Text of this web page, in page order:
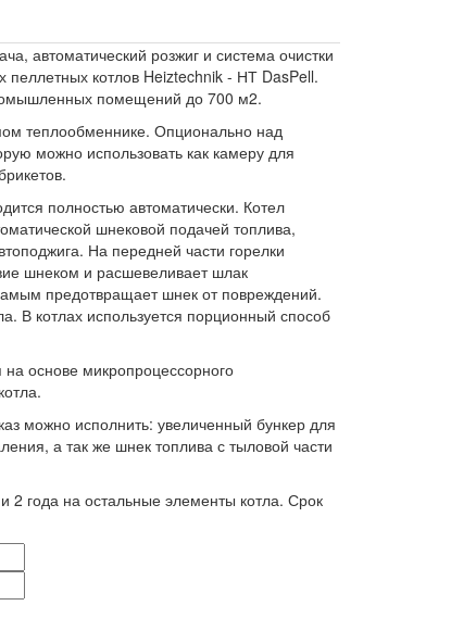
автоматический розжиг и система очистки
пеллетных котлов Heiztechnik - НТ DasPell.
помещений до 700 м2.
теплообменнике. Опционально над
можно использовать как камеру для
полностью автоматически. Котел
шнековой подачей топлива,
На передней части горелки
шнеком и расшевеливает шлак
предотвращает шнек от повреждений.
В котлах используется порционный способ
основе микропроцессорного
можно исполнить: увеличенный бункер для
а так же шнек топлива с тыловой части
2 года на остальные элементы котла. Срок